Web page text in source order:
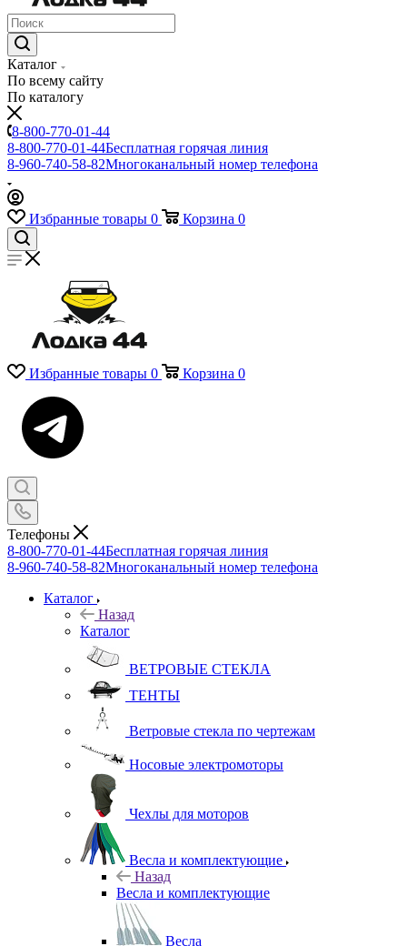
Каталог
По всему сайту
По каталогу
8-800-770-01-44
8-800-770-01-44Бесплатная горячая линия
8-960-740-58-82Многоканальный номер телефона
Избранные товары 0 Корзина 0
Избранные товары 0 Корзина 0
Телефоны
8-800-770-01-44Бесплатная горячая линия
8-960-740-58-82Многоканальный номер телефона
Каталог
Назад
Каталог
ВЕТРОВЫЕ СТЕКЛА
ТЕНТЫ
Ветровые стекла по чертежам
Носовые электромоторы
Чехлы для моторов
Весла и комплектующие
Назад
Весла и комплектующие
Весла